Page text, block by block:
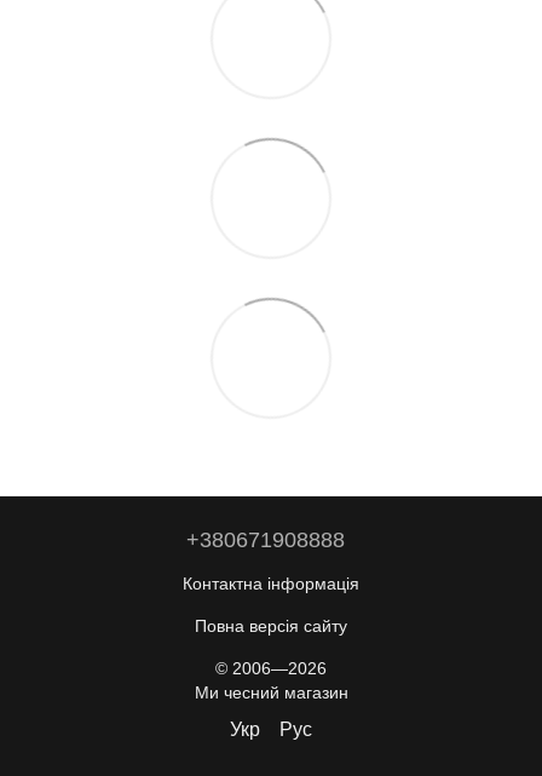
+380671908888
Контактна інформація
Повна версія сайту
© 2006—2026
Ми чесний магазин
Укр Рус